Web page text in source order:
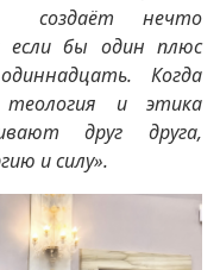
создаёт нечто
если бы один плюс
Когда
теология и этика
друг друга,
и силу».